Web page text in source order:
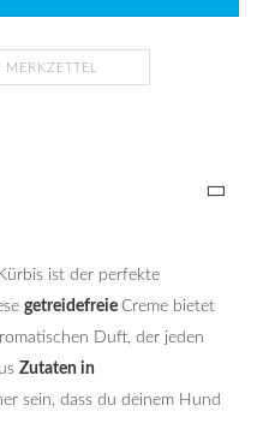
ist der perfekte
getreidefreie Creme bietet
Duft, der jeden
Zutaten in
sein, dass du deinem Hund